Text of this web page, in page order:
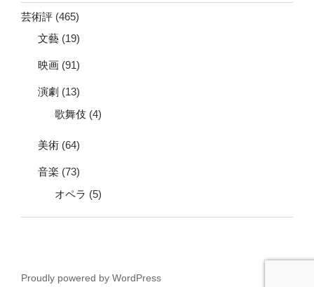
芸術評 (465)
文藝 (19)
映画 (91)
演劇 (13)
歌舞伎 (4)
美術 (64)
音楽 (73)
オペラ (5)
Proudly powered by WordPress